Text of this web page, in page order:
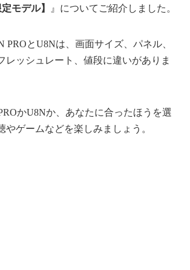
モデル】 』についてご紹介しました。
PROとU8Nは、画面サイズ、パネル、
レッシュレート、値段に違いがありま
かU8Nか、あなたに合ったほうを選
やゲームなどを楽しみましょう。